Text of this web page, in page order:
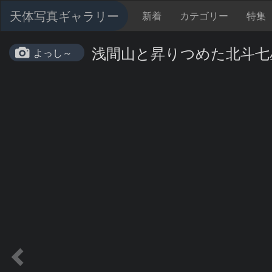
天体写真ギャラリー 新着 カテゴリー 特集
よっし～ 浅間山と昇りつめた北斗